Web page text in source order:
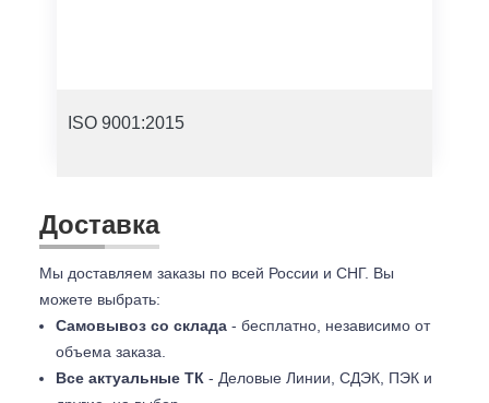
ISO 9001:2015
Доставка
Мы доставляем заказы по всей России и СНГ. Вы
можете выбрать:
Самовывоз со склада - бесплатно, независимо от
объема заказа.
Все актуальные ТК - Деловые Линии, СДЭК, ПЭК и